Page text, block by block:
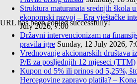
URL has been copied successfully!
Struktura maturanata srednjih škola
ekonomski razvoj – Era vještačke
July 2026, 7:00
Državni intervencionizam na
pravila igre Sunday, 12 July 2026,
Vrednovanje akcionarskih društava
P/E za posljednjih 12 mjeseci (TTM)
Kupon od 5% ili prinos od 5,25%,
Hercegovine zapravo platila? –